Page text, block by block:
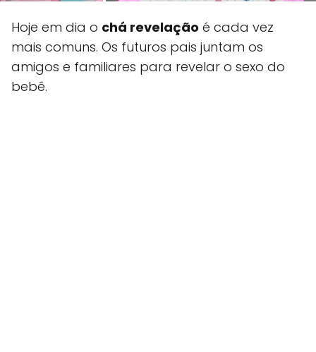
Hoje em dia o chá revelação é cada vez
mais comuns. Os futuros pais juntam os
amigos e familiares para revelar o sexo do
bebê.